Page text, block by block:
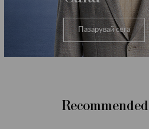
Пазарувай сега